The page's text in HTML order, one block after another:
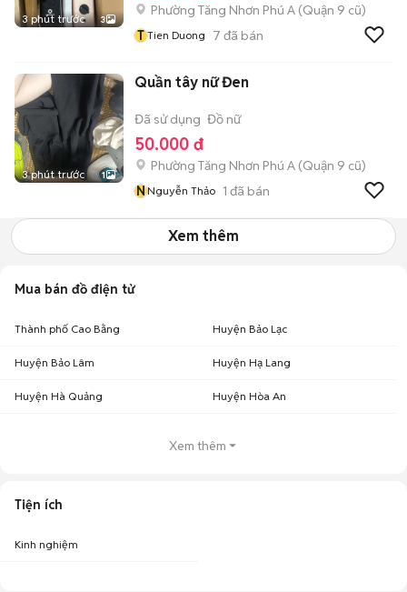
3 phút trước 3
Phường Tăng Nhơn Phú A (Quận 9 cũ)
T Tien Duong 7 đã bán
3 phút trước 1
Quần tây nữ Đen
Đã sử dụng Đồ nữ
50.000 đ
Phường Tăng Nhơn Phú A (Quận 9 cũ)
NNguyễn Thảo 1 đã bán
Xem thêm
Mua bán đồ điện tử
Thành phố Cao Bằng Huyện Bảo Lạc
Huyện Bảo Lâm Huyện Hạ Lang
Huyện Hà Quảng Huyện Hòa An
Xem thêm
Tiện ích
Kinh nghiệm